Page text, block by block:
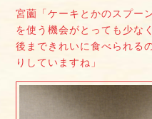
宮薗「ケーキとかのスプー
を使う機会がとっても少な
後まできれいに食べられる
りしていますね」